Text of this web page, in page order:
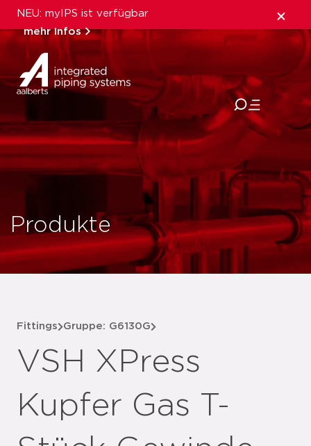
NEU: myIPS ist verfügbar
mehr Infos
schließen
Produkte
Fittings Gruppe: G6130G
VSH XPress
Kupfer Gas T-